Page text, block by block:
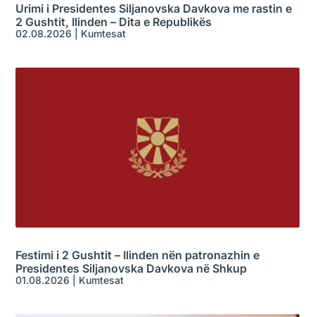
Urimi i Presidentes Siljanovska Davkova me rastin e
2 Gushtit, Ilinden – Dita e Republikës
02.08.2026 Kumtesat
Festimi i 2 Gushtit – Ilinden nën patronazhin e
Presidentes Siljanovska Davkova në Shkup
01.08.2026 Kumtesat